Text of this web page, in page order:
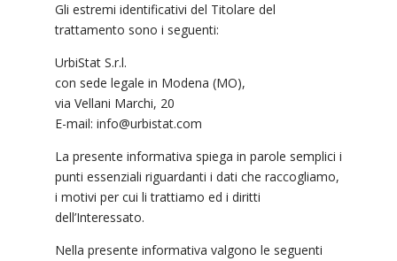
Gli estremi identificativi del Titolare del
trattamento sono i seguenti:
UrbiStat S.r.l.
con sede legale in Modena (MO),
via Vellani Marchi, 20
E-mail: info@urbistat.com
La presente informativa spiega in parole semplici i
punti essenziali riguardanti i dati che raccogliamo,
i motivi per cui li trattiamo ed i diritti
dell’Interessato.
Nella presente informativa valgono le seguenti